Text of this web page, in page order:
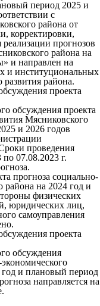
период 2025 и
с
района от
корректировки,
прогнозов
района на
и направлен на
и институциональных
района.
проекта
обсуждения проекта
Мясниковского
и 2026 годов
проведения
по 07.08.2023 г.
прогноза социально-
района на 2024 год и
физических
юридических лиц,
самоуправления
проекта
обсуждения
год и плановый период
направляется на